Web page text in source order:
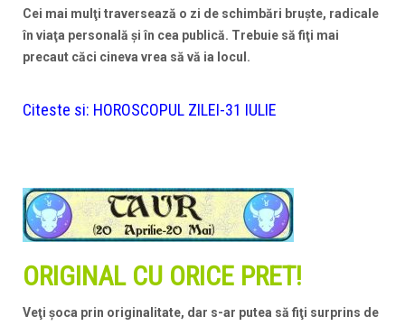
Cei mai mulţi traversează o zi de schimbări bruşte, radicale
în viaţa personală şi în cea publică. Trebuie să fiţi mai
precaut căci cineva vrea să vă ia locul.
Citeste si: HOROSCOPUL ZILEI-31 IULIE
ORIGINAL CU ORICE PRET!
Veţi şoca prin originalitate, dar s-ar putea să fiţi surprins de